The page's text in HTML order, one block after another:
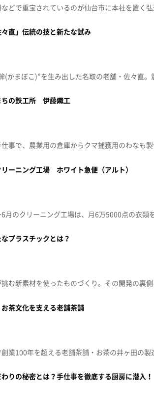
直」伝統の技と新たな試み
ちの鉄工所 伊藤鐵工
ーニング工場 ホワイト急便（アルト）
プラスチックとは？
茶文化を支える老舗茶舗
りの秘密とは？手仕事を徹底する厨房に潜入！